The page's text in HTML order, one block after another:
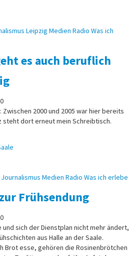
Leipzig Medien Radio Was ich
es auch beruflich
2000 und 2005 war hier bereits
steht dort erneut mein Schreibtisch.
Journalismus Medien Radio Was ich erlebe
Frühsendung
sich der Dienstplan nicht mehr ändert,
aus Halle an der Saale.
Brot esse, gehören die Rosinenbrötchen